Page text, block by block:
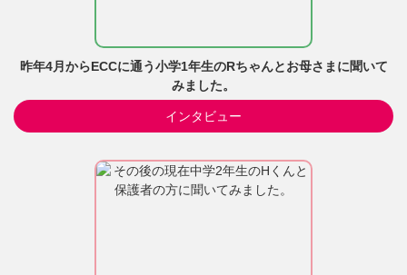
昨年4月からECCに通う小学1年生のRちゃんとお母さまに聞いて
みました。
インタビュー